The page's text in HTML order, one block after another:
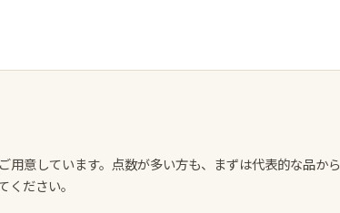
意しています。点数が多い方も、まずは代表的な品から
ださい。